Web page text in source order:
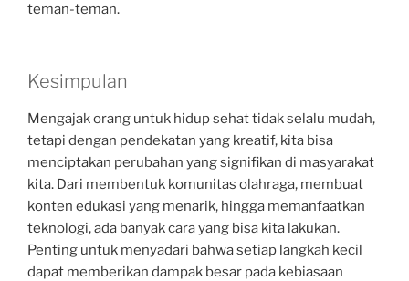
teman-teman.
Kesimpulan
Mengajak orang untuk hidup sehat tidak selalu mudah,
tetapi dengan pendekatan yang kreatif, kita bisa
menciptakan perubahan yang signifikan di masyarakat
kita. Dari membentuk komunitas olahraga, membuat
konten edukasi yang menarik, hingga memanfaatkan
teknologi, ada banyak cara yang bisa kita lakukan.
Penting untuk menyadari bahwa setiap langkah kecil
dapat memberikan dampak besar pada kebiasaan